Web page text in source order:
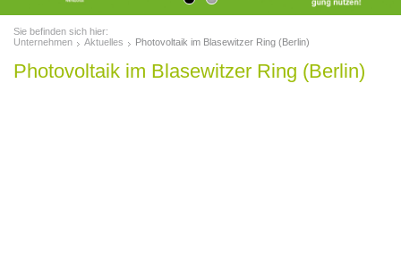
Sie befinden sich hier:
Unternehmen
Aktuelles Photovoltaik im Blasewitzer Ring (Berlin)
Photovoltaik im Blasewitzer Ring (Berlin)